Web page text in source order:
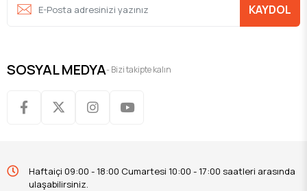
KAYDOL
SOSYAL MEDYA- Bizi takipte kalın
Haftaiçi 09:00 - 18:00 Cumartesi 10:00 - 17:00 saatleri arasında
ulaşabilirsiniz.